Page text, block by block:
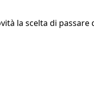
la scelta di